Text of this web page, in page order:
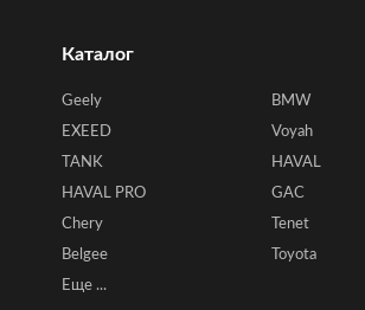
Каталог
Geely
BMW
EXEED
Voyah
TANK
HAVAL
HAVAL PRO
GAC
Chery
Tenet
Belgee
Toyota
Еще ...